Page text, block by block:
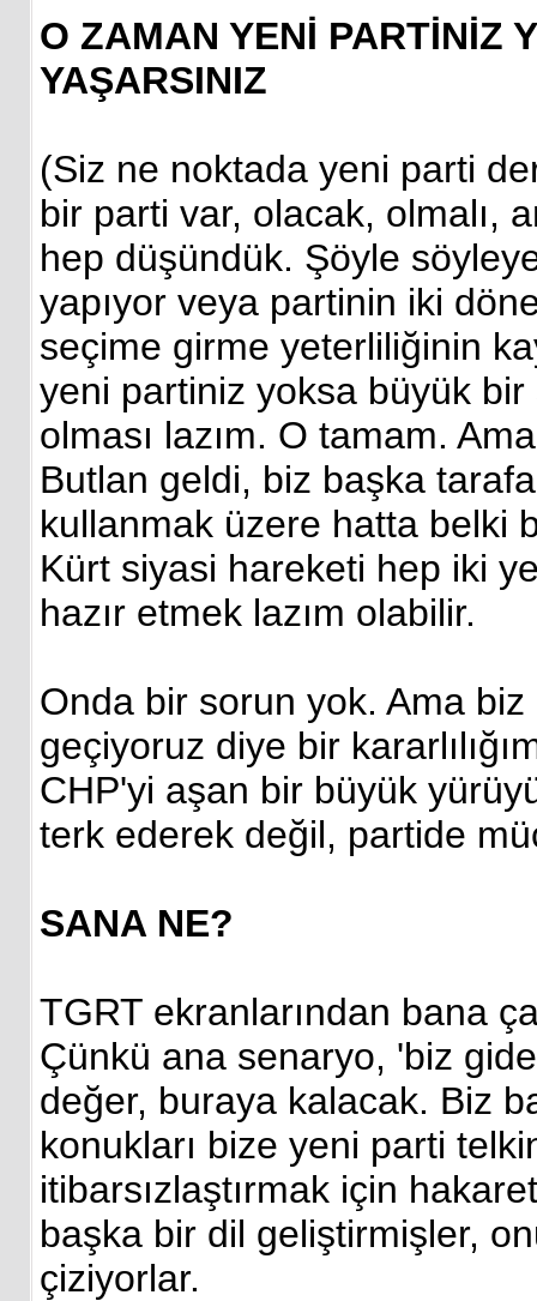
O ZAMAN YENİ PARTİNİZ
YAŞARSINIZ
(Siz ne noktada yeni parti
bir parti var, olacak, olmalı,
hep düşündük. Şöyle
yapıyor veya partinin iki
seçime girme yeterliliğinin
yeni partiniz yoksa büyük bir
olması lazım. O tamam.
Butlan geldi, biz başka
kullanmak üzere hatta belki
Kürt siyasi hareketi hep iki
hazır etmek lazım olabilir.
Onda bir sorun yok. Ama biz
geçiyoruz diye bir
CHP'yi aşan bir büyük
terk ederek değil, partide
SANA NE?
TGRT ekranlarından bana
Çünkü ana senaryo, 'biz
değer, buraya kalacak. Biz
konukları bize yeni parti
itibarsızlaştırmak için
başka bir dil geliştirmişler,
çiziyorlar.